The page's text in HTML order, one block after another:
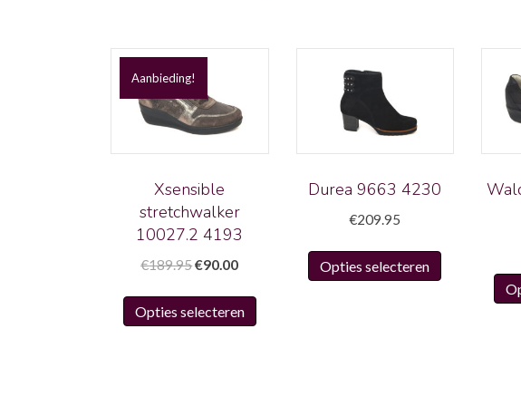
Aanbieding!
Xsensible
stretchwalker
10027.2 4193
€189.95Oorspronkelijke
was:
€189.95.
€90.00Huidige
€90.00.
Opties selecteren
Dit
Durea 9663 4230
€209.95
Opties selecteren
Dit
product